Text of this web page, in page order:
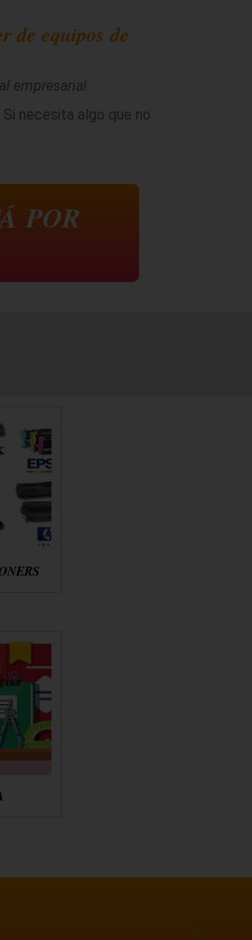
de equipos de
empresarial.
Si necesita algo que no
POR